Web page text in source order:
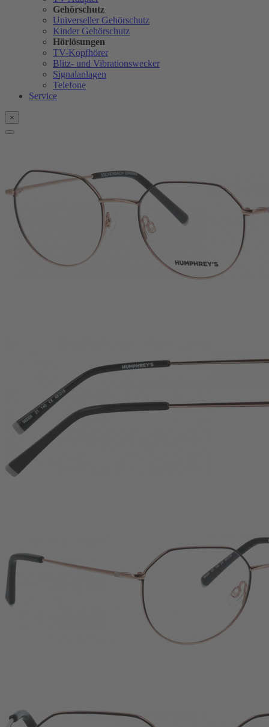
Gehörschutz
Universeller Gehörschutz
Kinder Gehörschutz
Hörlösungen
TV-Kopfhörer
Blitz- und Vibrationswecker
Signalanlagen
Telefone
Service
×